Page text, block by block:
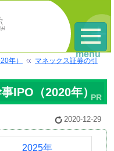
年）
マネックス証券の引
IPO（2020年）
2020-12-29
2025年
menu